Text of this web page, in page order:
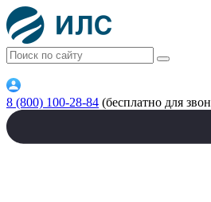
8 (800) 100-28-84 (бесплатно для